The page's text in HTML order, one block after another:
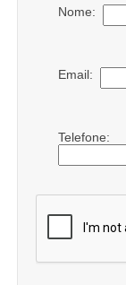
Nome:
Email:
Telefone: